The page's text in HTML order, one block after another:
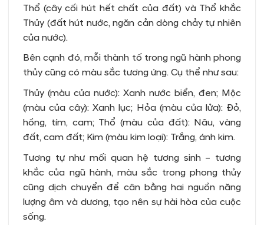
Thổ (cây cối hút hết chất của đất) và Thổ khắc
Thủy (đất hút nước, ngăn cản dòng chảy tự nhiên
của nước).
Bên cạnh đó, mỗi thành tố trong ngũ hành phong
thủy cũng có màu sắc tương ứng. Cụ thể như sau:
Thủy (màu của nước): Xanh nước biển, đen; Mộc
(màu của cây): Xanh lục; Hỏa (màu của lửa): Đỏ,
hồng, tím, cam; Thổ (màu của đất): Nâu, vàng
đất, cam đất; Kim (màu kim loại): Trắng, ánh kim.
Tương tự như mối quan hệ tương sinh – tương
khắc của ngũ hành, màu sắc trong phong thủy
cũng dịch chuyển để cân bằng hai nguồn năng
lượng âm và dương, tạo nên sự hài hòa của cuộc
sống.